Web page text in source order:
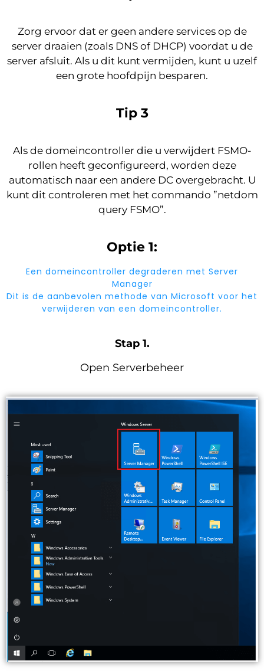
Zorg ervoor dat er geen andere services op de
server draaien (zoals DNS of DHCP) voordat u de
server afsluit. Als u dit kunt vermijden, kunt u uzelf
een grote hoofdpijn besparen.
Tip 3
Als de domeincontroller die u verwijdert FSMO-
rollen heeft geconfigureerd, worden deze
automatisch naar een andere DC overgebracht. U
kunt dit controleren met het commando ”netdom
query FSMO”.
Optie 1:
Een domeincontroller degraderen met Server
Manager
Dit is de aanbevolen methode van Microsoft voor het
verwijderen van een domeincontroller.
Stap 1.
Open Serverbeheer